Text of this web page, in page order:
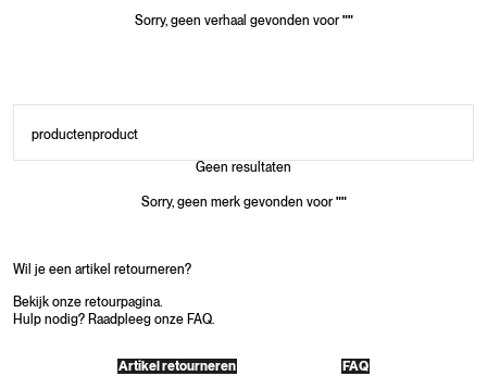
Sorry, geen verhaal gevonden voor ""
productenproduct
Geen resultaten
Sorry, geen merk gevonden voor ""
Wil je een artikel retourneren?
Bekijk onze retourpagina.
Hulp nodig? Raadpleeg onze FAQ.
Artikel retourneren FAQ